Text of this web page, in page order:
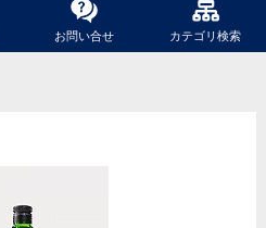
お問い合せ カテゴリ検索